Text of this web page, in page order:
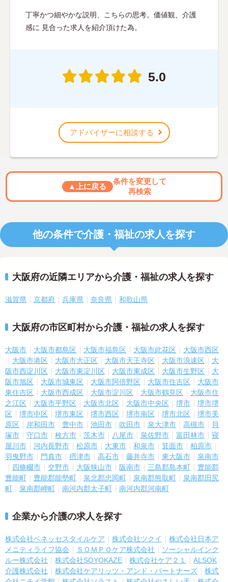
丁寧かつ細やかな説明、こちらの思考。価値観、介護
感に 見合った求人を紹介頂けた為。
5.0
アドバイザーに相談する
▲上に戻る
条件を変更して
再検索
他の条件で介護・福祉の求人を探す
大阪府の近隣エリアから介護・福祉の求人を探す
滋賀県 京都府 兵庫県 奈良県 和歌山県
大阪府の市区町村から介護・福祉の求人を探す
大阪市 大阪市都島区 大阪市福島区 大阪市此花区
大阪市西区
大阪市港区
大阪市大正区 大阪市天王寺区 大阪市浪速区
大
阪市西淀川区
大阪市東淀川区 大阪市東成区 大阪市生野区
大
阪市旭区
大阪市城東区 大阪市阿倍野区 大阪市住吉区
大阪市
東住吉区
大阪市西成区 大阪市淀川区 大阪市鶴見区
大阪市住
之江区
大阪市平野区 大阪市北区 大阪市中央区 堺市
堺市堺
区
堺市中区 堺市東区 堺市西区 堺市南区 堺市北区
堺市美
原区
岸和田市 豊中市 池田市 吹田市 泉大津市 高槻市
貝
塚市
守口市 枚方市 茨木市 八尾市 泉佐野市 富田林市
寝
屋川市
河内長野市 松原市 大東市 和泉市 箕面市
柏原市
羽曳野市
門真市 摂津市 高石市 藤井寺市 東大阪市
泉南市
四條畷市
交野市 大阪狭山市 阪南市 三島郡島本町
豊能郡
豊能町
豊能郡能勢町 泉北郡忠岡町 泉南郡熊取町
泉南郡田尻
町
泉南郡岬町 南河内郡太子町 南河内郡河南町
企業から介護の求人を探す
株式会社ベネッセスタイルケア 株式会社ツクイ
株式会社日本ア
メニティライフ協会
ＳＯＭＰＯケア株式会社
ソーシャルインク
ルー株式会社
株式会社SOYOKAZE 株式会社ケア２１
ALSOK
介護株式会社
株式会社ケアリッツ・アンド・パートナーズ
株式